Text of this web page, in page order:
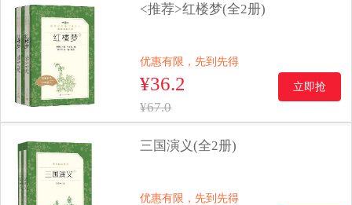
<推荐>红楼梦(全2册)
优惠有限，先到先得
¥36.2
¥67.0
立即抢
三国演义(全2册)
优惠有限，先到先得